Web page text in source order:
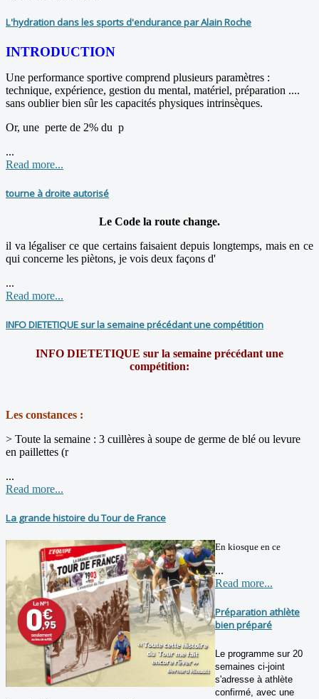
L'hydration dans les sports d'endurance par Alain Roche
INTRODUCTION
Une performance sportive comprend plusieurs paramètres :
technique, expérience, gestion du mental, matériel, préparation ....
sans oublier bien sûr les capacités physiques intrinsèques.
Or, une perte de 2% du p
...
Read more...
tourne à droite autorisé
Le Code la route change.
il va légaliser ce que certains faisaient depuis longtemps, mais en ce
qui concerne les piètons, je vois deux façons d'
...
Read more...
INFO DIETETIQUE sur la semaine précédant une compétition
INFO DIETETIQUE sur la semaine précédant une
compétition:
Les constances :
> Toute la semaine : 3 cuillères à soupe de germe de blé ou levure
en paillettes (r
...
Read more...
La grande histoire du Tour de France
En kiosque en ce
...
Read more...
Préparation athlète
bien préparé
Le programme sur 20
semaines ci-joint
s'adresse à athlète
confirmé, avec une